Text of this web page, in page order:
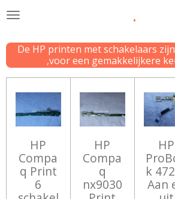
Ga
naar
hoofdinhoud
.
De HP printen met schakelaars
,voor een gemakkelijkere
HP
Compa
q Print
6
HP
Compa
q
nx9030
HP
k
Aan